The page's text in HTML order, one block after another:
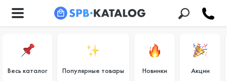
Весь каталог Популярные товары Новинки Акции